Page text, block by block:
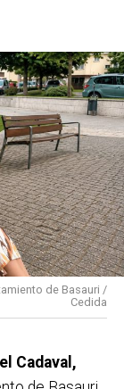
de Basauri /
Cedida
Cadaval,